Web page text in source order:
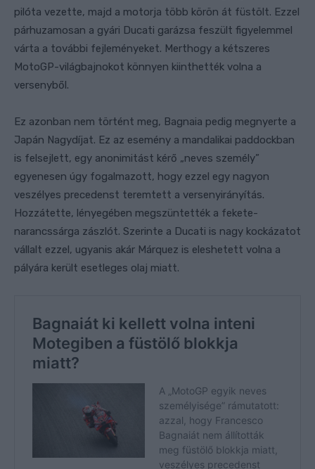
pilóta vezette, majd a motorja több körön át füstölt. Ezzel
párhuzamosan a gyári Ducati garázsa feszült figyelemmel
várta a további fejleményeket. Merthogy a kétszeres
MotoGP-világbajnokot könnyen kiinthették volna a
versenyből.
Ez azonban nem történt meg, Bagnaia pedig megnyerte a
Japán Nagydíjat. Ez az esemény a mandalikai paddockban
is felsejlett, egy anonimitást kérő „neves személy”
egyenesen úgy fogalmazott, hogy ezzel egy nagyon
veszélyes precedenst teremtett a versenyirányítás.
Hozzátette, lényegében megszüntették a fekete-
narancssárga zászlót. Szerinte a Ducati is nagy kockázatot
vállalt ezzel, ugyanis akár Márquez is eleshetett volna a
pályára került esetleges olaj miatt.